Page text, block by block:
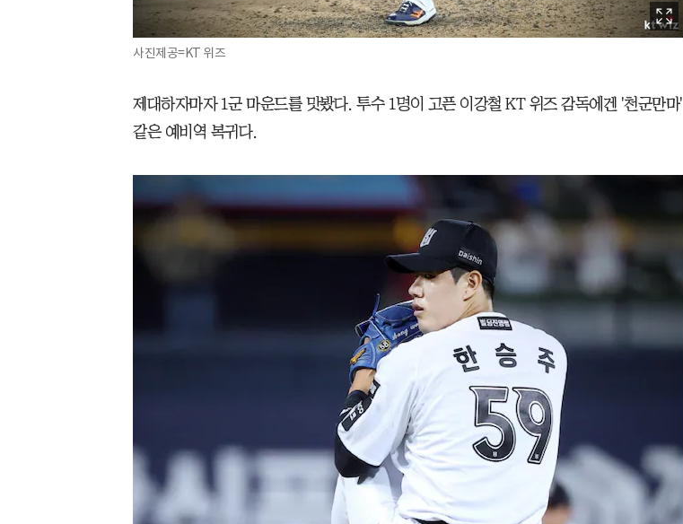
사진제공=KT 위즈
제대하자마자 1군 마운드를 맛봤다. 투수 1명이 고픈 이강철 KT 위즈 감독에겐 '천군만마'
같은 예비역 복귀다.